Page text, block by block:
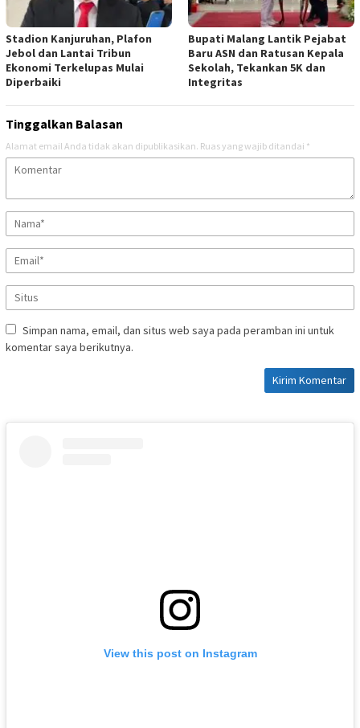
Stadion Kanjuruhan, Plafon
Jebol dan Lantai Tribun
Ekonomi Terkelupas Mulai
Diperbaiki
Bupati Malang Lantik Pejabat
Baru ASN dan Ratusan Kepala
Sekolah, Tekankan 5K dan
Integritas
Tinggalkan Balasan
Alamat email Anda tidak akan dipublikasikan. Ruas yang wajib ditandai *
Simpan nama, email, dan situs web saya pada peramban ini untuk
komentar saya berikutnya.
View this post on Instagram